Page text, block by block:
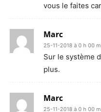
vous le faites
Marc
25-11-2018 à 0 h 00
Sur le système
plus.
Marc
25-11-2018 à 0 h 00